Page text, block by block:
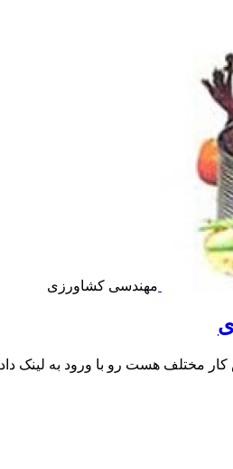
مهندسی کشاورزی
مختلف هست رو با ورود به لینک